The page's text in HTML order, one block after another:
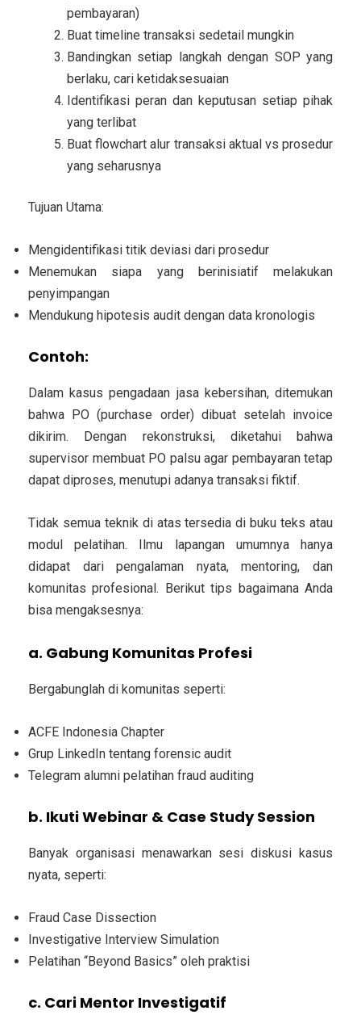
pembayaran)
Buat timeline transaksi sedetail mungkin
Bandingkan setiap langkah dengan SOP yang
berlaku, cari ketidaksesuaian
Identifikasi peran dan keputusan setiap pihak
yang terlibat
Buat flowchart alur transaksi aktual vs prosedur
yang seharusnya
Tujuan Utama:
Mengidentifikasi titik deviasi dari prosedur
Menemukan siapa yang berinisiatif melakukan
penyimpangan
Mendukung hipotesis audit dengan data kronologis
Contoh:
Dalam kasus pengadaan jasa kebersihan, ditemukan
bahwa PO (purchase order) dibuat setelah invoice
dikirim. Dengan rekonstruksi, diketahui bahwa
supervisor membuat PO palsu agar pembayaran tetap
dapat diproses, menutupi adanya transaksi fiktif.
Tidak semua teknik di atas tersedia di buku teks atau
modul pelatihan. Ilmu lapangan umumnya hanya
didapat dari pengalaman nyata, mentoring, dan
komunitas profesional. Berikut tips bagaimana Anda
bisa mengaksesnya:
a. Gabung Komunitas Profesi
Bergabunglah di komunitas seperti:
ACFE Indonesia Chapter
Grup LinkedIn tentang forensic audit
Telegram alumni pelatihan fraud auditing
b. Ikuti Webinar & Case Study Session
Banyak organisasi menawarkan sesi diskusi kasus
nyata, seperti:
Fraud Case Dissection
Investigative Interview Simulation
Pelatihan “Beyond Basics” oleh praktisi
c. Cari Mentor Investigatif